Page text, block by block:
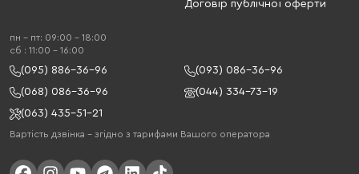
Договір публічної оферти
пн - пт: 09:00 - 18:00
cб : 11:00 - 16:00
(095) 886-36-96
(093) 086-36-96
(068) 086-36-96
(044) 334-73-19
(063) 435-51-21
Вартість дзвінка – згідно з тарифами Вашого оператора